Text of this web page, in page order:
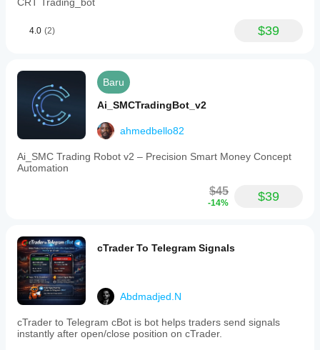
4.0 (2) $39
Baru
Ai_SMCTradingBot_v2
ahmedbello82
Ai_SMC Trading Robot v2 – Precision Smart Money Concept
Automation
$45
-14% $39
cTrader To Telegram Signals
Abdmadjed.N
cTrader to Telegram cBot is bot helps traders send signals
instantly after open/close position on cTrader.